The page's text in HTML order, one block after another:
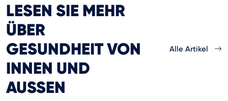
LESEN SIE MEHR
ÜBER
GESUNDHEIT VON
INNEN UND
AUSSEN
Alle Artikel